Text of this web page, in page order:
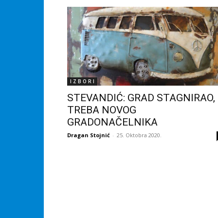
I Z B O R I
STEVANDIĆ: GRAD STAGNIRAO,
TREBA NOVOG
GRADONAČELNIKA
Dragan Stojnić - 25. Oktobra 2020.